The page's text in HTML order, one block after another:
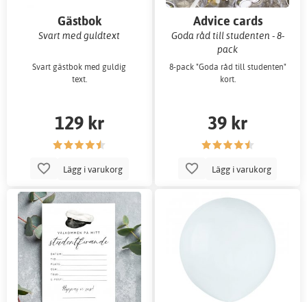
Gästbok
Svart med guldtext
Svart gästbok med guldig
text.
129 kr
Lägg i varukorg
Advice cards
Goda råd till studenten - 8-
pack
8-pack "Goda råd till studenten"
kort.
39 kr
Lägg i varukorg